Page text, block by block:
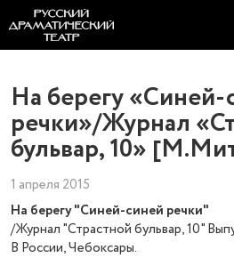
На берегу «Синей-
речки»/Журнал
бульвар, 10»
1 апреля 2015
На берегу "Синей-синей речки"
/Журнал "Страстной бульвар, 10"
В России,Чебоксары.